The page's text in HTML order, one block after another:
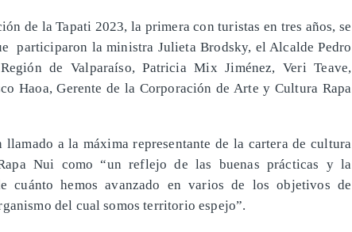
de la Tapati 2023, la primera con turistas en tres años, se
participaron la ministra Julieta Brodsky, el Alcalde Pedro
de Valparaíso, Patricia Mix Jiménez, Veri Teave,
Haoa, Gerente de la Corporación de Arte y Cultura Rapa
a la máxima representante de la cartera de cultura
Nui como “un reflejo de las buenas prácticas y la
cuánto hemos avanzado en varios de los objetivos de
del cual somos territorio espejo”.